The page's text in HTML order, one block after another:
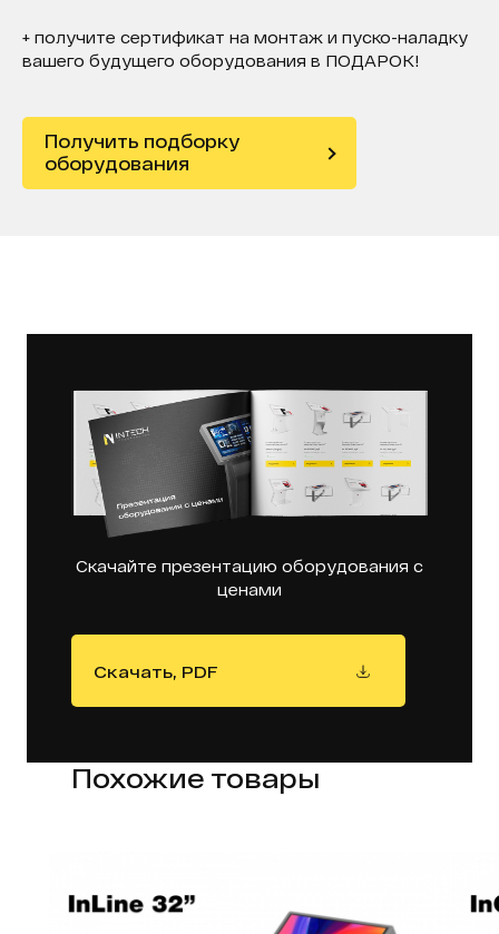
+ получите сертификат на монтаж и пуско-наладку
вашего будущего оборудования в ПОДАРОК!
Получить подборку
оборудования
Скачайте презентацию оборудования с
ценами
Скачать, PDF
Похожие товары